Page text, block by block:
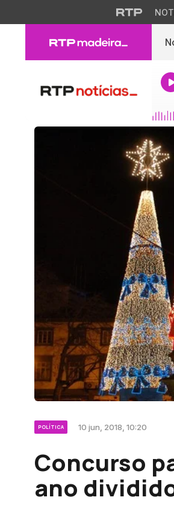
POLÍTICA 10 jun, 2018, 10:20
Concurso
ano